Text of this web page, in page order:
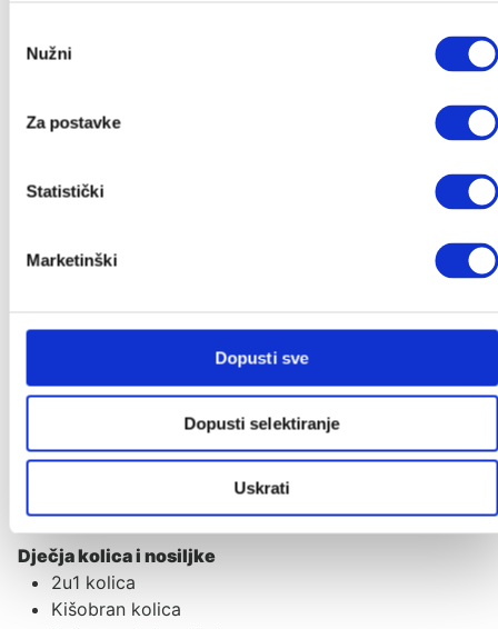
pristanka
Nužni
Za postavke
Statistički
Marketinški
Dopusti sve
Dopusti selektiranje
Uskrati
Dječji krevetići
Sofi krevetić
CoZee kolijevke
Njihaljke i ležaljke
Vreće za spavanje
Tetra pelene
Baldahin
Baby monitori
Dječja kolica i nosiljke
2u1 kolica
Kišobran kolica